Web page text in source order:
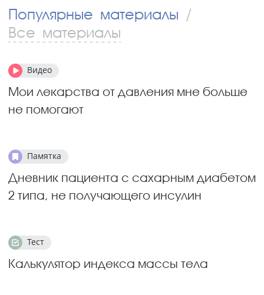
Популярные материалы /
Все материалы
Видео
Мои лекарства от давления мне больше
не помогают
Памятка
Дневник пациента с сахарным диабетом
2 типа, не получающего инсулин
Тест
Калькулятор индекса массы тела